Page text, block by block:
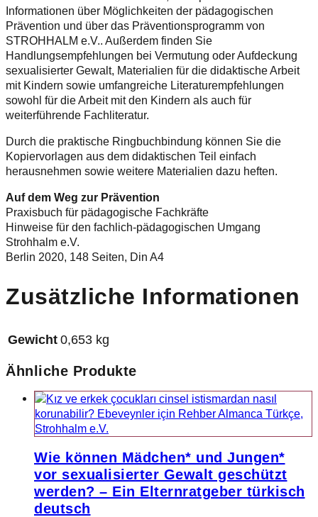
Informationen über Möglichkeiten der pädagogischen
Prävention und über das Präventionsprogramm von
STROHHALM e.V.. Außerdem finden Sie
Handlungsempfehlungen bei Vermutung oder Aufdeckung
sexualisierter Gewalt, Materialien für die didaktische Arbeit
mit Kindern sowie umfangreiche Literaturempfehlungen
sowohl für die Arbeit mit den Kindern als auch für
weiterführende Fachliteratur.
Durch die praktische Ringbuchbindung können Sie die
Kopiervorlagen aus dem didaktischen Teil einfach
herausnehmen sowie weitere Materialien dazu heften.
Auf dem Weg zur Prävention
Praxisbuch für pädagogische Fachkräfte
Hinweise für den fachlich-pädagogischen Umgang
Strohhalm e.V.
Berlin 2020, 148 Seiten, Din A4
Zusätzliche Informationen
Gewicht 0,653 kg
Ähnliche Produkte
Wie können Mädchen* und Jungen*
vor sexualisierter Gewalt geschützt
werden? – Ein Elternratgeber türkisch
deutsch